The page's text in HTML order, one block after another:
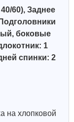
60), Заднее
Подголовники
боковые
1
спинки: 2
на хлопковой